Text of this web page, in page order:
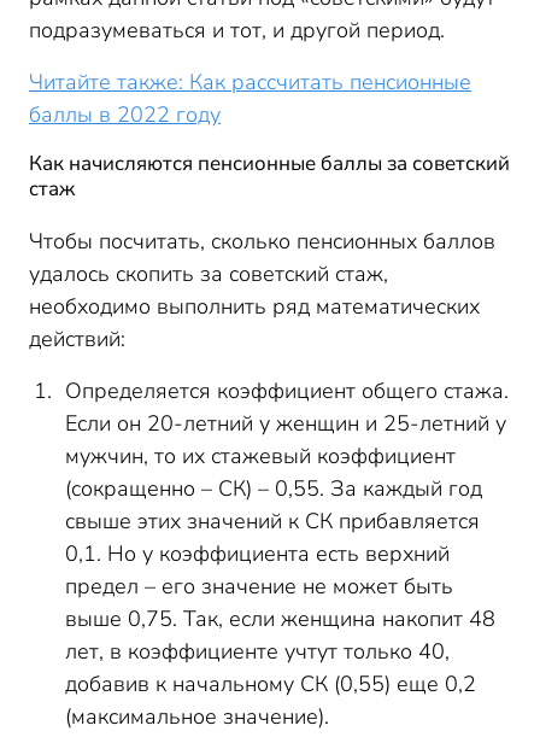
подразумеваться и тот, и другой период.
Читайте также: Как рассчитать пенсионные
баллы в 2022 году
Как начисляются пенсионные баллы за советский
стаж
Чтобы посчитать, сколько пенсионных баллов
удалось скопить за советский стаж,
необходимо выполнить ряд математических
действий:
Определяется коэффициент общего стажа.
Если он 20-летний у женщин и 25-летний у
мужчин, то их стажевый коэффициент
(сокращенно – СК) – 0,55. За каждый год
свыше этих значений к СК прибавляется
0,1. Но у коэффициента есть верхний
предел – его значение не может быть
выше 0,75. Так, если женщина накопит 48
лет, в коэффициенте учтут только 40,
добавив к начальному СК (0,55) еще 0,2
(максимальное значение).